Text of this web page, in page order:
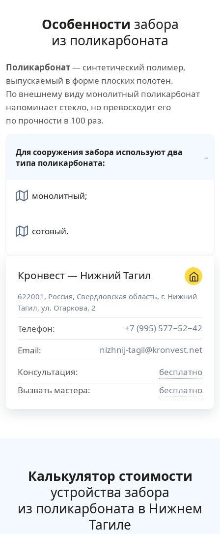
Особенности забора
из поликарбоната
Поликарбонат— синтетический полимер,
выпускаемый в форме плоских полотен.
По внешнему виду монолитный поликарбонат
напоминает стекло, но превосходит его
по прочности в 100 раз.
Для сооружения забора используют два
типа поликарбоната:
монолитный;
сотовый.
Кронвест — Нижний Тагил
622001 , Россия, Свердловская область, г. Нижний
Тагил, ул. Огаркова, 2
Телефон:
+7 (995) 577−52−42
Email:
nizhnij-tagil@kronvest.net
Консультация:
бесплатно
Вызвать мастера:
бесплатно
Калькулятор стоимости
устройства забора
из поликарбоната в Нижнем
Тагиле